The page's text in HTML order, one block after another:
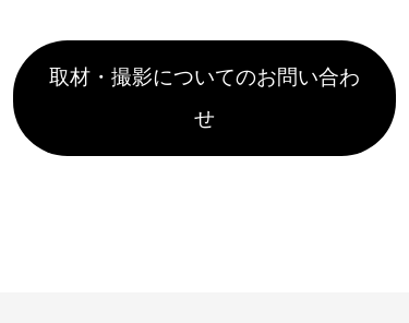
取材・撮影についてのお問い合わ
せ